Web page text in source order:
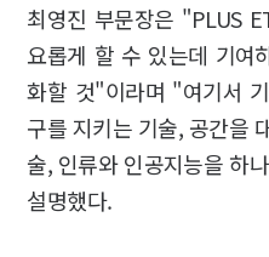
최영진 부문장은 "PLUS
요롭게 할 수 있는데 기여
화할 것"이라며 "여기서
구를 지키는 기술, 공간을
술, 인류와 인공지능을 하
설명했다.